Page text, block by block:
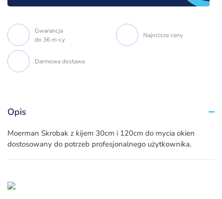
Gwarancja
do 36 m-cy
Najniższe ceny
Darmowa dostawa
Opis
Moerman Skrobak z kijem 30cm i 120cm do mycia okien
dostosowany do potrzeb profesjonalnego użytkownika.